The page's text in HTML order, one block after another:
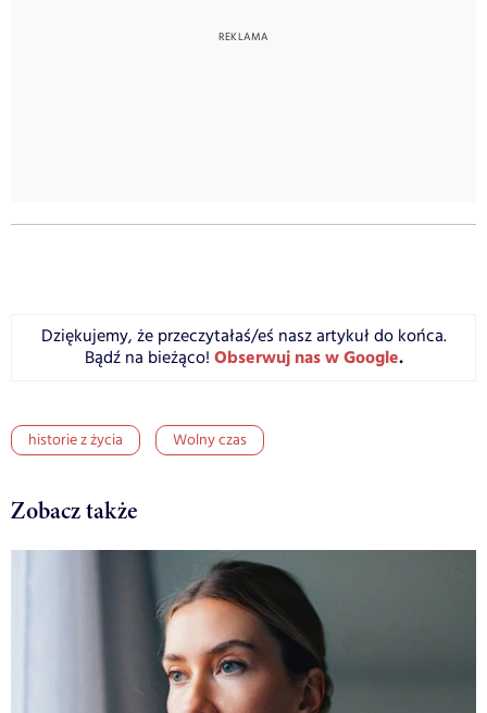
Dziękujemy, że przeczytałaś/eś nasz artykuł do końca.
Bądź na bieżąco! Obserwuj nas w Google.
historie z życia Wolny czas
Zobacz także